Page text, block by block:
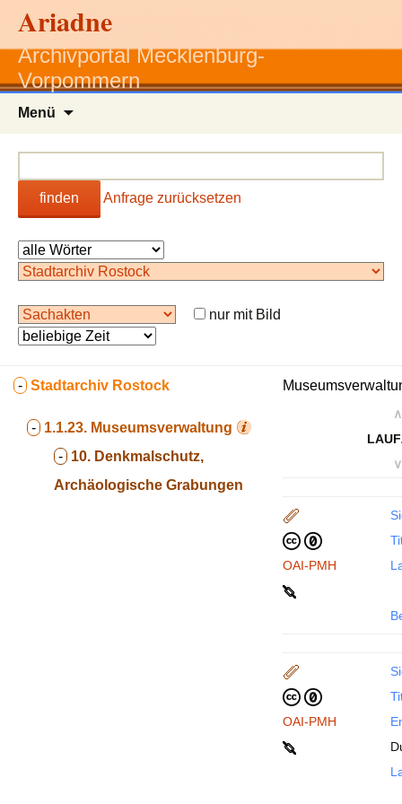
Ariadne
Archivportal Mecklenburg-
Vorpommern
Menü
finden Anfrage zurücksetzen
nur mit Bild
- Stadtarchiv Rostock
- 1.1.23. Museumsverwaltung
- 10. Denkmalschutz,
Archäologische Grabungen
∧
∨
OAI-PMH
OAI-PMH